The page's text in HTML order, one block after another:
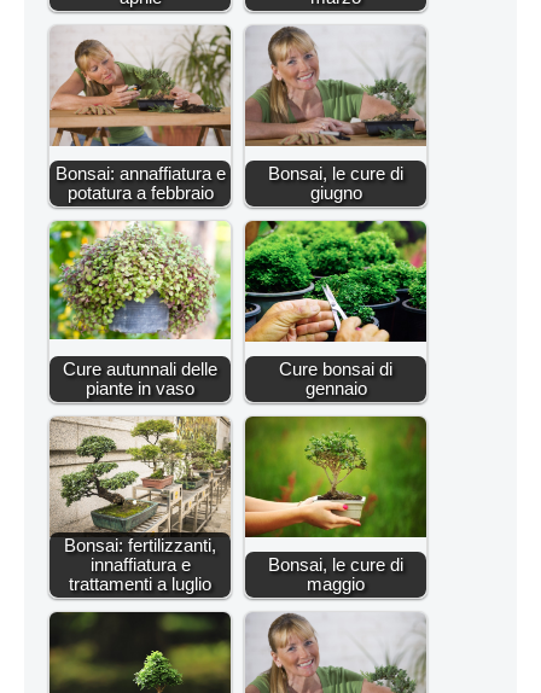
Bonsai: annaffiatura e
potatura a febbraio
Bonsai, le cure di
giugno
Cure autunnali delle
piante in vaso
Cure bonsai di
gennaio
Bonsai: fertilizzanti,
innaffiatura e
trattamenti a luglio
Bonsai, le cure di
maggio